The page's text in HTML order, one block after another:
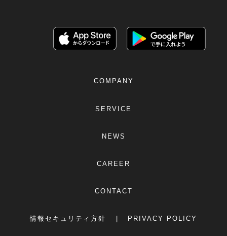
COMPANY
SERVICE
NEWS
CAREER
CONTACT
情報セキュリティ方針 PRIVACY POLICY